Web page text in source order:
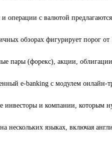
операции с валютой
обзорах фигурирует порог
пары (форекс), акции,
e-banking с модулем онлайн-
инвесторы и компании, которым
нескольких языках, включая